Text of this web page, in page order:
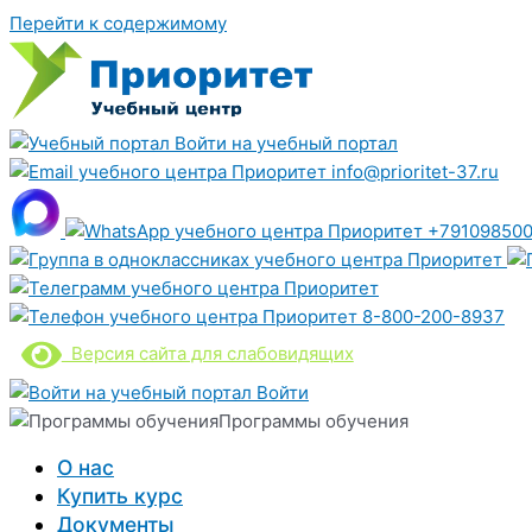
Перейти к содержимому
Войти на учебный портал
info@prioritet-37.ru
8-800-200-8937
Версия сайта для слабовидящих
Войти
Программы обучения
О нас
Купить курс
Документы